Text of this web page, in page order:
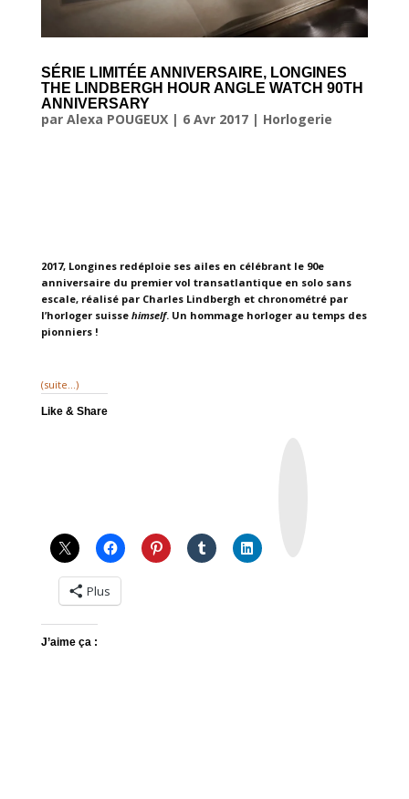
SÉRIE LIMITÉE ANNIVERSAIRE, LONGINES
THE LINDBERGH HOUR ANGLE WATCH 90TH
ANNIVERSARY
par Alexa POUGEUX| 6 Avr 2017| Horlogerie
2017, Longines redéploie ses ailes en célébrant le 90e
anniversaire du premier vol transatlantique en solo sans
escale, réalisé par Charles Lindbergh et chronométré par
l’horloger suisse himself. Un hommage horloger au temps des
pionniers !
(suite…)
Like & Share
Plus
J’aime ça :